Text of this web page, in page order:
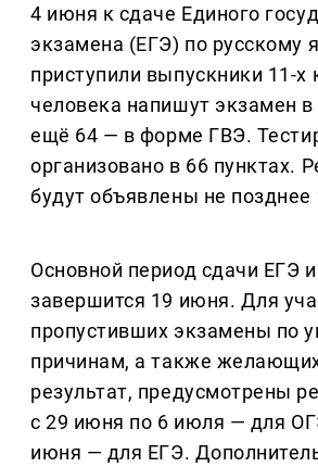
4 июня к сдаче Единого
экзамена (ЕГЭ) по русскому
приступили выпускники 11-х
человека напишут экзамен
ещё 64 — в форме ГВЭ.
организовано в 66 пунктах.
будут объявлены не
Основной период сдачи ЕГЭ
завершится 19 июня. Для
пропустивших экзамены по
причинам, а также
результат, предусмотрены
с 29 июня по 6 июля — для
июня — для ЕГЭ.